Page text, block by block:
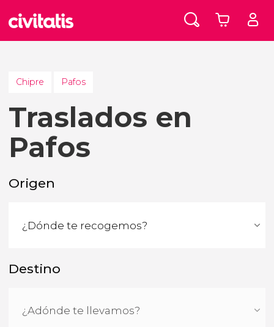
Chipre Pafos
Traslados en
Pafos
Origen
Destino